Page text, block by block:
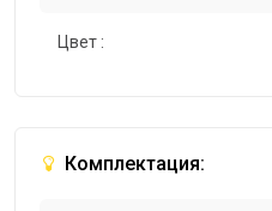
Цвет :
Комплектация: